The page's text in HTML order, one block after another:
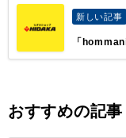
新しい記事
「
おすすめの記事